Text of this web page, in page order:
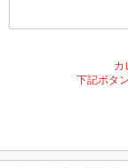
カ
下記ボタ